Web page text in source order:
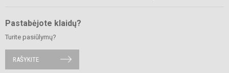
Pastabėjote klaidų?
Turite pasiūlymų?
RAŠYKITE